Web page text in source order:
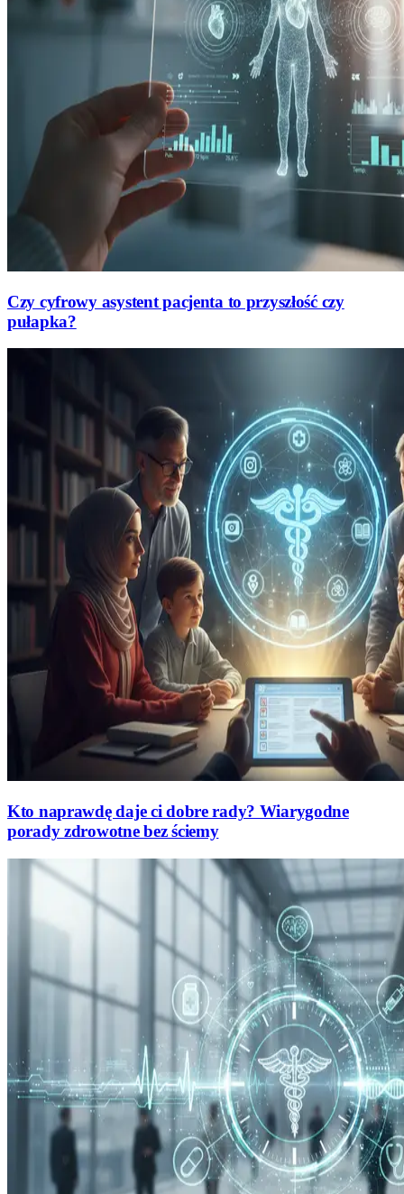
Czy cyfrowy asystent pacjenta to przyszłość czy
pułapka?
Kto naprawdę daje ci dobre rady? Wiarygodne
porady zdrowotne bez ściemy